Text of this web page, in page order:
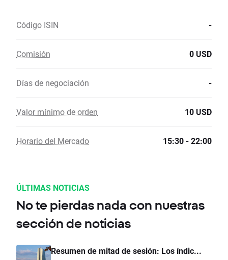
Código ISIN -
Comisión 0 USD
Días de negociación -
Valor mínimo de orden 10 USD
Horario del Mercado 15:30 - 22:00
ÚLTIMAS NOTICIAS
No te pierdas nada con nuestras
sección de noticias
Resumen de mitad de sesión: Los índic...